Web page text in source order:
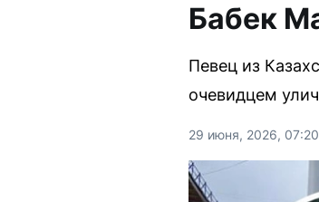
Бабек
Певец из
очевидцем
29 июня, 2026, 07:20